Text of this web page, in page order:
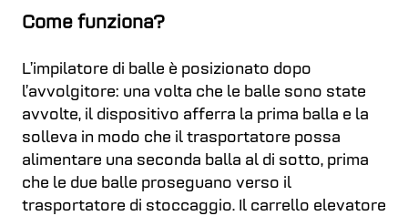
Come funziona?
L’impilatore di balle è posizionato dopo
l’avvolgitore: una volta che le balle sono state
avvolte, il dispositivo afferra la prima balla e la
solleva in modo che il trasportatore possa
alimentare una seconda balla al di sotto, prima
che le due balle proseguano verso il
trasportatore di stoccaggio. Il carrello elevatore